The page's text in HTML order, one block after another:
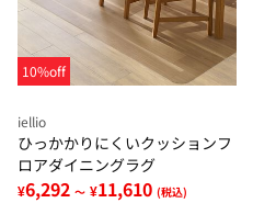
10%off
iellio
ひっかかりにくいクッションフ
ロアダイニングラグ
¥6,292 ～ ¥11,610 (税込)